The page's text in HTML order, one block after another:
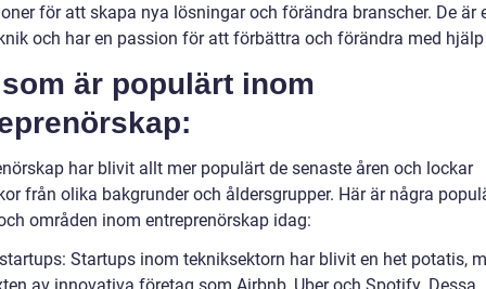
för att skapa nya lösningar och förändra branscher. De är
och har en passion för att förbättra och förändra med
är populärt inom
har blivit allt mer populärt de senaste åren och lockar
från olika bakgrunder och åldersgrupper. Här är några
områden inom entreprenörskap idag:
Startups inom tekniksektorn har blivit en het potatis,